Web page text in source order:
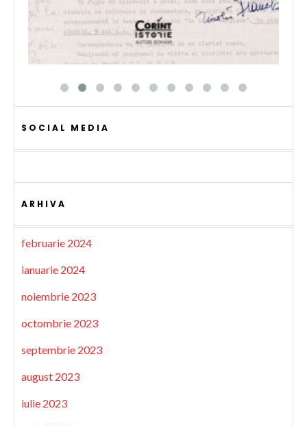
SOCIAL MEDIA
ARHIVA
februarie 2024
ianuarie 2024
noiembrie 2023
octombrie 2023
septembrie 2023
august 2023
iulie 2023